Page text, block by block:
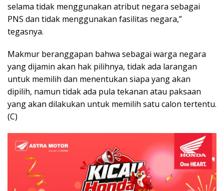
selama tidak menggunakan atribut negara sebagai
PNS dan tidak menggunakan fasilitas negara,”
tegasnya.
Makmur beranggapan bahwa sebagai warga negara
yang dijamin akan hak pilihnya, tidak ada larangan
untuk memilih dan menentukan siapa yang akan
dipilih, namun tidak ada pula tekanan atau paksaan
yang akan dilakukan untuk memilih satu calon tertentu.
(C)